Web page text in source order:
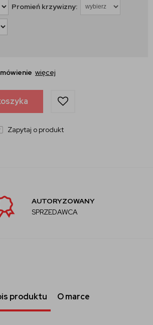
Promień krzywizny:
więcej
Zapytaj o produkt
AUTORYZOWANY
SPRZEDAWCA
produktu O marce